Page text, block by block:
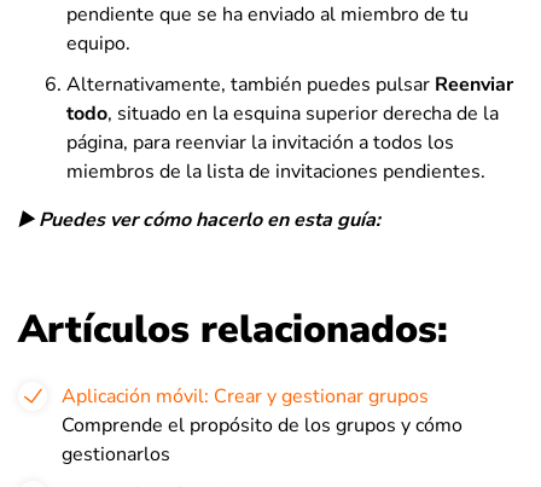
pendiente que se ha enviado al miembro de tu
equipo.
Alternativamente, también puedes pulsar Reenviar
todo, situado en la esquina superior derecha de la
página, para reenviar la invitación a todos los
miembros de la lista de invitaciones pendientes.
▶️ Puedes ver cómo hacerlo en esta guía:
Artículos relacionados:
Aplicación móvil: Crear y gestionar grupos
Comprende el propósito de los grupos y cómo
gestionarlos